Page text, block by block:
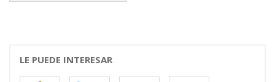
LE PUEDE INTERESAR